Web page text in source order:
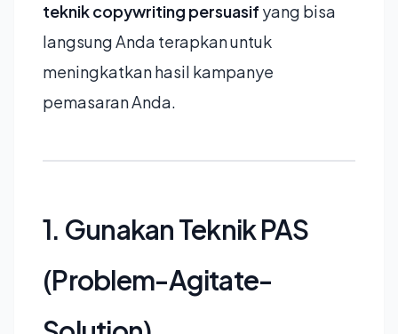
teknik copywriting persuasif yang bisa
langsung Anda terapkan untuk
meningkatkan hasil kampanye
pemasaran Anda.
1. Gunakan Teknik PAS
(Problem-Agitate-